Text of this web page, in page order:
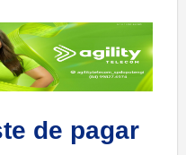
de pagar